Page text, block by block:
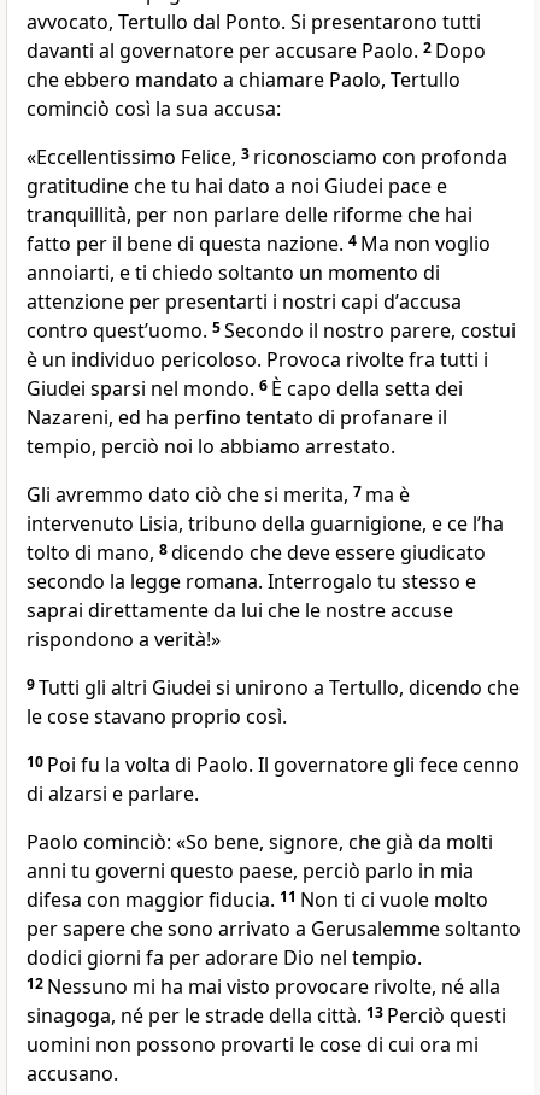
avvocato, Tertullo dal Ponto. Si presentarono tutti
davanti al governatore per accusare Paolo. 2 Dopo
che ebbero mandato a chiamare Paolo, Tertullo
cominciò così la sua accusa:
«Eccellentissimo Felice, 3 riconosciamo con profonda
gratitudine che tu hai dato a noi Giudei pace e
tranquillità, per non parlare delle riforme che hai
fatto per il bene di questa nazione. 4 Ma non voglio
annoiarti, e ti chiedo soltanto un momento di
attenzione per presentarti i nostri capi dʼaccusa
contro questʼuomo. 5Secondo il nostro parere, costui
è un individuo pericoloso. Provoca rivolte fra tutti i
Giudei sparsi nel mondo. 6 È capo della setta dei
Nazareni, ed ha perfino tentato di profanare il
tempio, perciò noi lo abbiamo arrestato.
Gli avremmo dato ciò che si merita, 7 ma è
intervenuto Lisia, tribuno della guarnigione, e ce lʼha
tolto di mano, 8dicendo che deve essere giudicato
secondo la legge romana. Interrogalo tu stesso e
saprai direttamente da lui che le nostre accuse
rispondono a verità!»
9Tutti gli altri Giudei si unirono a Tertullo, dicendo che
le cose stavano proprio così.
10 Poi fu la volta di Paolo. Il governatore gli fece cenno
di alzarsi e parlare.
Paolo cominciò: «So bene, signore, che già da molti
anni tu governi questo paese, perciò parlo in mia
difesa con maggior fiducia. 11 Non ti ci vuole molto
per sapere che sono arrivato a Gerusalemme soltanto
dodici giorni fa per adorare Dio nel tempio.
12 Nessuno mi ha mai visto provocare rivolte, né alla
sinagoga, né per le strade della città. 13 Perciò questi
uomini non possono provarti le cose di cui ora mi
accusano.